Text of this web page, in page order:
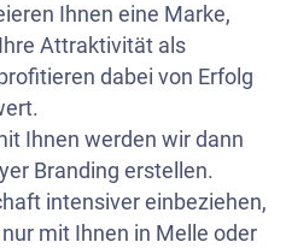
Ihnen eine Marke,
Attraktivität als
dabei von Erfolg
Ihnen werden wir dann
Branding erstellen.
intensiver einbeziehen,
mit Ihnen in Melle oder